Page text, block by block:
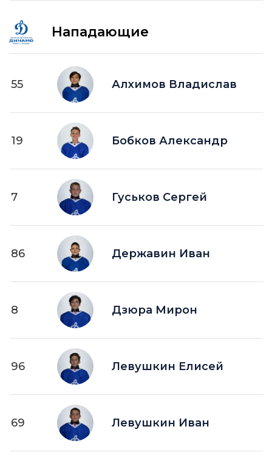
Нападающие
55 Алхимов Владислав
19 Бобков Александр
7 Гуськов Сергей
86 Державин Иван
8 Дзюра Мирон
96 Левушкин Елисей
69 Левушкин Иван